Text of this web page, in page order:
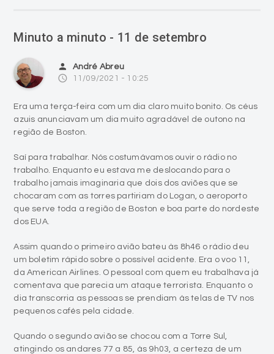
Minuto a minuto - 11 de setembro
person André Abreu
access_time 11/09/2021 - 10:25
Era uma terça-feira com um dia claro muito bonito. Os céus
azuis anunciavam um dia muito agradável de outono na
região de Boston.
Saí para trabalhar. Nós costumávamos ouvir o rádio no
trabalho. Enquanto eu estava me deslocando para o
trabalho jamais imaginaria que dois dos aviões que se
chocaram com as torres partiriam do Logan, o aeroporto
que serve toda a região de Boston e boa parte do nordeste
dos EUA.
Assim quando o primeiro avião bateu às 8h46 o rádio deu
um boletim rápido sobre o possível acidente. Era o voo 11,
da American Airlines. O pessoal com quem eu trabalhava já
comentava que parecia um ataque terrorista. Enquanto o
dia transcorria as pessoas se prendiam às telas de TV nos
pequenos cafés pela cidade.
Quando o segundo avião se chocou com a Torre Sul,
atingindo os andares 77 a 85, às 9h03, a certeza de um